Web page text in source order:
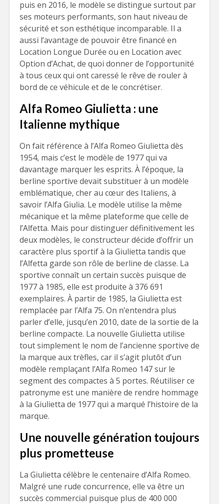
puis en 2016, le modèle se distingue surtout par
ses moteurs performants, son haut niveau de
sécurité et son esthétique incomparable. Il a
aussi l’avantage de pouvoir être financé en
Location Longue Durée ou en Location avec
Option d’Achat, de quoi donner de l’opportunité
à tous ceux qui ont caressé le rêve de rouler à
bord de ce véhicule et de le concrétiser.
Alfa Romeo Giulietta : une
Italienne mythique
On fait référence à l’Alfa Romeo Giulietta dès
1954, mais c’est le modèle de 1977 qui va
davantage marquer les esprits. À l’époque, la
berline sportive devait substituer à un modèle
emblématique, cher au cœur des Italiens, à
savoir l’Alfa Giulia. Le modèle utilise la même
mécanique et la même plateforme que celle de
l’Alfetta. Mais pour distinguer définitivement les
deux modèles, le constructeur décide d’offrir un
caractère plus sportif à la Giulietta tandis que
l’Alfetta garde son rôle de berline de classe. La
sportive connaît un certain succès puisque de
1977 à 1985, elle est produite à 376 691
exemplaires. À partir de 1985, la Giulietta est
remplacée par l’Alfa 75. On n’entendra plus
parler d’elle, jusqu’en 2010, date de la sortie de la
berline compacte. La nouvelle Giulietta utilise
tout simplement le nom de l’ancienne sportive de
la marque aux trèfles, car il s’agit plutôt d’un
modèle remplaçant l’Alfa Romeo 147 sur le
segment des compactes à 5 portes. Réutiliser ce
patronyme est une manière de rendre hommage
à la Giulietta de 1977 qui a marqué l’histoire de la
marque.
Une nouvelle génération toujours
plus prometteuse
La Giulietta célèbre le centenaire d’Alfa Romeo.
Malgré une rude concurrence, elle va être un
succès commercial puisque plus de 400 000